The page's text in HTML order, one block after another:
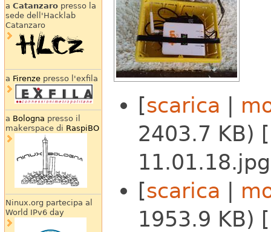
a Catanzaropresso la
sede dell'Hacklab
Catanzaro
a Firenzepresso l'exfila
a Bologna presso il
makerspace di RaspiBO
Ninux.org partecipa al
World IPv6 day
[scarica |
2403.7 KB)
[scarica |
1953.9 KB)